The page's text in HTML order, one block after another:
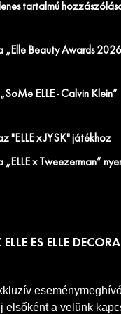
tartalmú
„Elle Beauty Awards
ELLE - Calvin Klein”
"ELLE x JYSK" játékhoz
„ELLE x Tweezerman”
ÉS ELLE
elsőként a velünk